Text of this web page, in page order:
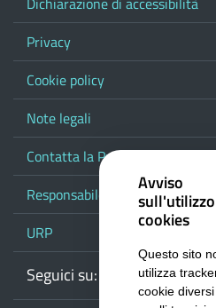
Privacy
Cookie policy
Note legali
Contatta la Provincia
Responsabile del
URP
Seguici su: Webmail
Avviso
cookies
Questo sito
utilizza
cookie